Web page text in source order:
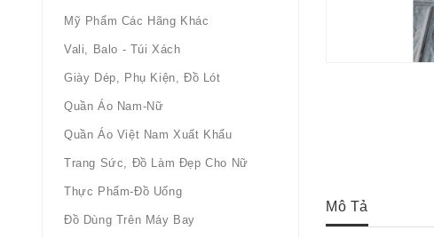
Mỹ Phẩm Các Hãng Khác
Vali, Balo - Túi Xách
Giày Dép, Phụ Kiện, Đồ Lót
Quần Áo Nam-Nữ
Quần Áo Việt Nam Xuất Khẩu
Trang Sức, Đồ Làm Đẹp Cho Nữ
Thực Phẩm-Đồ Uống
Đồ Dùng Trên Máy Bay
Mô Tả